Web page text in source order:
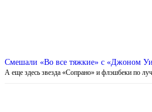
Смешали «Во все тяжкие» с «Джоном
А еще здесь звезда «Сопрано» и флэшбеки по